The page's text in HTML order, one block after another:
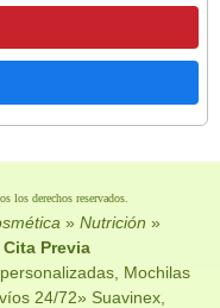
los derechos reservados.
» Nutrición »
Cita Previa
Mochilas
24/72» Suavinex,